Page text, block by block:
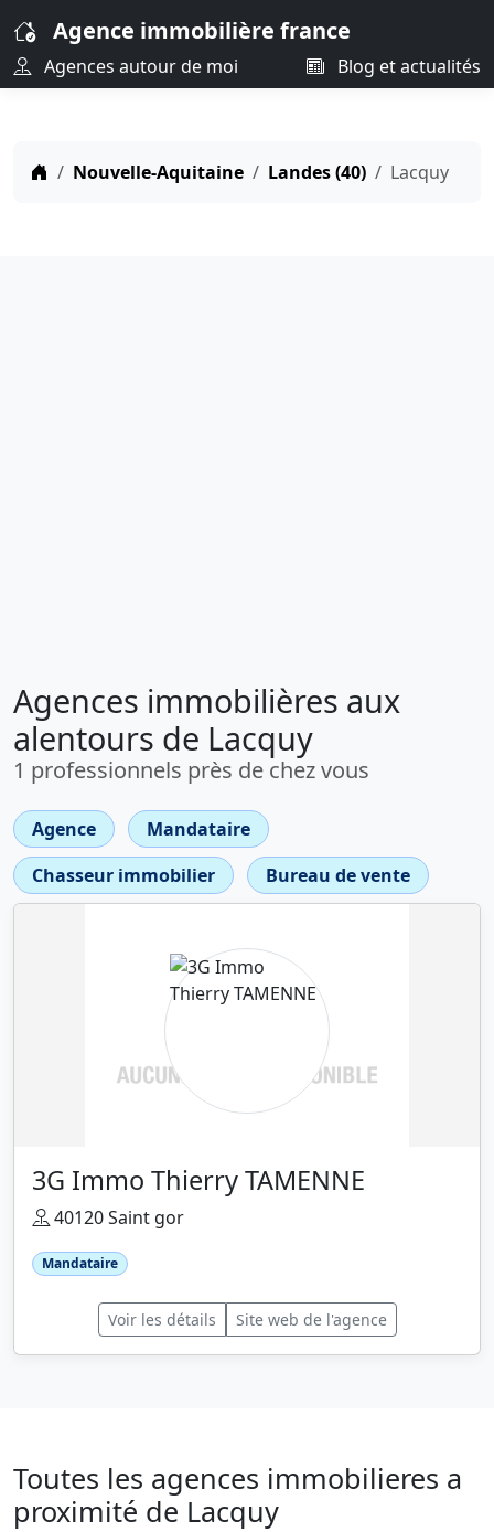
Agence immobilière france
Agences autour de moi Blog et actualités
Nouvelle-Aquitaine Landes (40) Lacquy
Agences immobilières aux
alentours de Lacquy
1 professionnels près de chez vous
Agence
Mandataire
Chasseur immobilier
Bureau de vente
3G Immo Thierry TAMENNE
40120 Saint gor
Mandataire
Voir les détails Site web de l'agence
Toutes les agences immobilieres a
proximité de Lacquy